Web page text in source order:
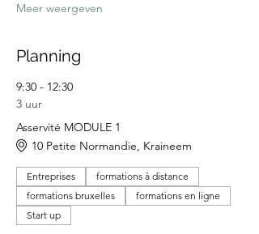
Meer weergeven
Planning
9:30 - 12:30
3 uur
Asservité MODULE 1
10 Petite Normandie, Kraineem
Entreprises
formations à distance
formations bruxelles
formations en ligne
Start up